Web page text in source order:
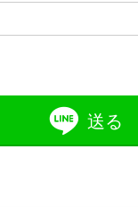
送る